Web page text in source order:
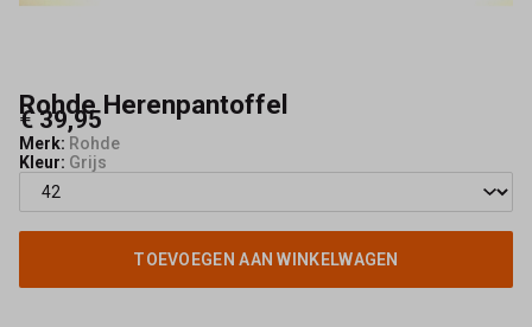
Rohde Herenpantoffel
€ 39,95
Merk: Rohde
Kleur: Grijs
TOEVOEGEN AAN WINKELWAGEN